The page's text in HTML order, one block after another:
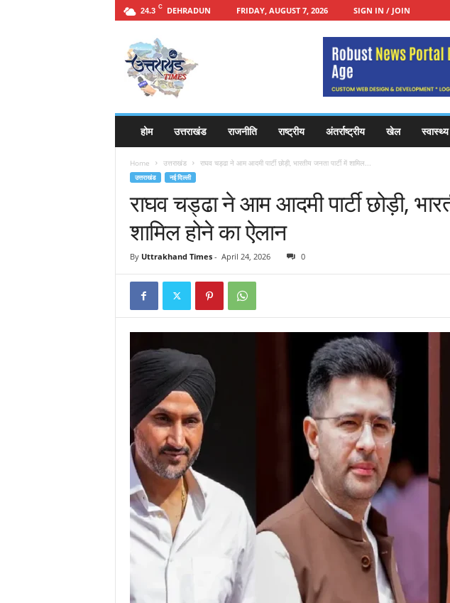
24.3 C DEHRADUN FRIDAY, AUGUST 7, 2026 SIGN IN / JOIN
a
t
होम उत्तराखंड राजनीति राष्ट्रीय अंतर्राष्ट्रीय खेल स्वास्थ्य
Home उत्तराखंड राघव चड्ढा ने आम आदमी पार्टी छोड़ी, भारतीय जनता पार्टी में शामिल...
उत्तराखंड नई दिल्ली
राघव चड्ढा ने आम आदमी पार्टी छोड़ी,
शामिल होने का ऐलान
By Uttrakhand Times- April 24, 2026 0